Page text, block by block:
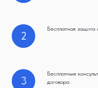
2
Бесплатная защита
3
Бесплатные
договора